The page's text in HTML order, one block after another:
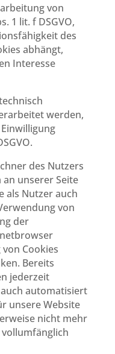
von
1 lit. f DSGVO,
des
abhängt,
Interesse
werden,
des Nutzers
unserer Seite
als Nutzer auch
von
der
Cookies
Bereits
jederzeit
automatisiert
unsere Website
nicht mehr